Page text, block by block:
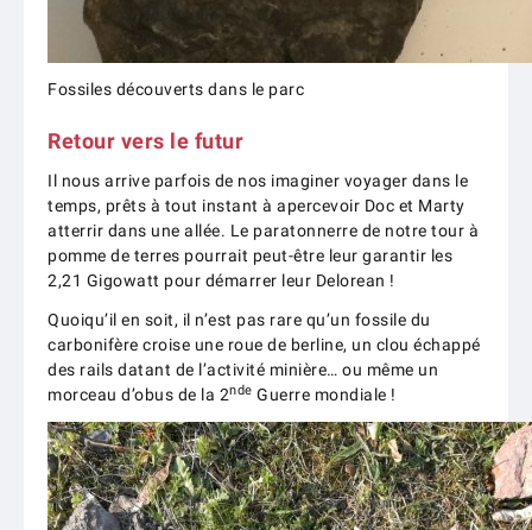
Fossiles découverts dans le parc
Retour vers le futur
Il nous arrive parfois de nos imaginer voyager dans le
temps, prêts à tout instant à apercevoir Doc et Marty
atterrir dans une allée. Le paratonnerre de notre tour à
pomme de terres pourrait peut-être leur garantir les
2,21 Gigowatt pour démarrer leur Delorean !
Quoiqu’il en soit, il n’est pas rare qu’un fossile du
carbonifère croise une roue de berline, un clou échappé
des rails datant de l’activité minière… ou même un
morceau d’obus de la 2nde Guerre mondiale !